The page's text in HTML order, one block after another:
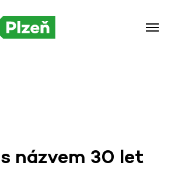
názvem 30 let